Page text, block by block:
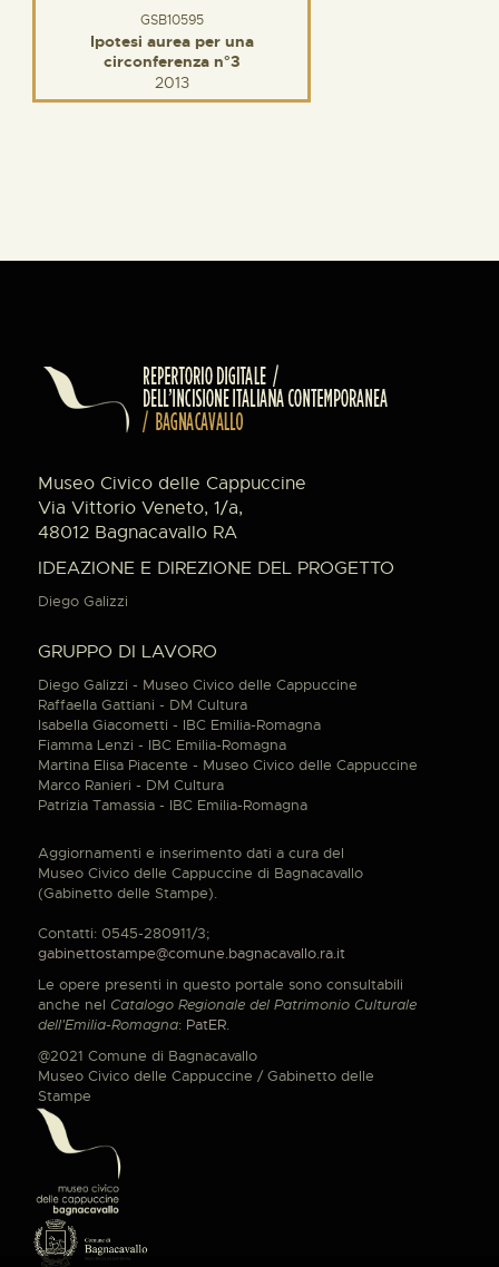
GSB10595
Ipotesi aurea per una
circonferenza n°3
2013
Museo Civico delle Cappuccine
Via Vittorio Veneto, 1/a,
48012 Bagnacavallo RA
IDEAZIONE E DIREZIONE DEL PROGETTO
Diego Galizzi
GRUPPO DI LAVORO
Diego Galizzi - Museo Civico delle Cappuccine
Raffaella Gattiani - DM Cultura
Isabella Giacometti - IBC Emilia-Romagna
Fiamma Lenzi - IBC Emilia-Romagna
Martina Elisa Piacente - Museo Civico delle Cappuccine
Marco Ranieri - DM Cultura
Patrizia Tamassia - IBC Emilia-Romagna
Aggiornamenti e inserimento dati a cura del
Museo Civico delle Cappuccine di Bagnacavallo
(Gabinetto delle Stampe).
Contatti: 0545-280911/3;
gabinettostampe@comune.bagnacavallo.ra.it
Le opere presenti in questo portale sono consultabili
anche nel Catalogo Regionale del Patrimonio Culturale
dell'Emilia-Romagna: PatER.
@2021 Comune di Bagnacavallo
Museo Civico delle Cappuccine / Gabinetto delle
Stampe